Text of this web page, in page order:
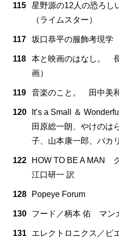
115
星野源の12人の恐ろ
（ライムスター）
117 坂口恭平の服飾考現学
118
本と映画のはなし。
画）
119 音楽のこと。 田中美
120
It’s a Small ＆
田原総一朗、やけのは
子、山本康一郎、バカ
122
HOW TO BE A MAN
江口研一 訳
128 Popeye Forum
130 フード／柄本 佑 マン
131 エレクトロニクス／ピ